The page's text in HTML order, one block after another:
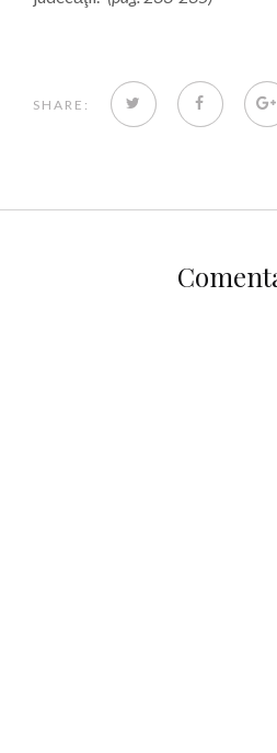
SHARE: TWITTER